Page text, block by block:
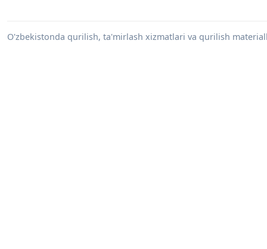
O'zbekistonda qurilish, ta'mirlash xizmatlari va qurilish